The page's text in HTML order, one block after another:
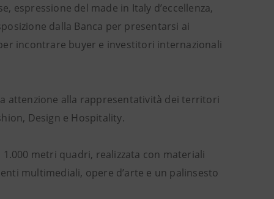
espressione del made in Italy d’eccellenza,
dalla Banca per presentarsi ai
incontrare buyer e investitori internazionali
attenzione alla rappresentatività dei territori
Design e Hospitality.
metri quadri, realizzata con materiali
multimediali, opere d’arte e un palinsesto